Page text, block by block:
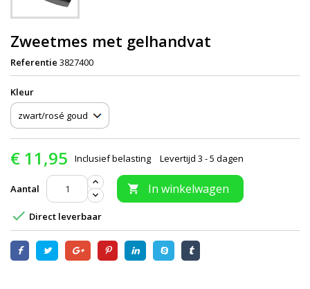
Zweetmes met gelhandvat
Referentie 3827400
Kleur
€ 11,95 Inclusief belasting Levertijd 3 - 5 dagen
Aantal  In winkelwagen
 Direct leverbaar